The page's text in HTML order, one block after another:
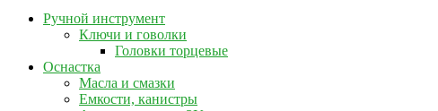
Ручной инструмент
Ключи и говолки
Головки торцевые
Оснастка
Масла и смазки
Емкости, канистры